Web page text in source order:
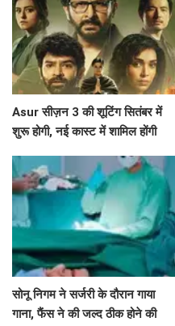
Asur सीज़न 3 की शूटिंग सितंबर में
शुरू होगी, नई कास्ट में शामिल होंगी
सोनू निगम ने सर्जरी के दौरान गाया
गाना, फैंस ने की जल्द ठीक होने की